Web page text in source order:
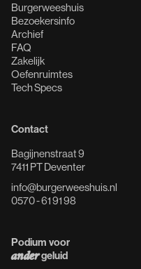
Burgerweeshuis
Bezoekersinfo
Archief
FAQ
Zakelijk
Oefenruimtes
Tech Specs
Contact
Bagijnenstraat 9
7411 PT Deventer
info@burgerweeshuis.nl
0570 - 61 91 98
Podium voor
andergeluid